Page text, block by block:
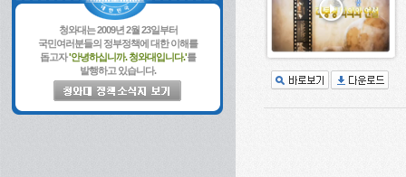
청와대는 2009년 2월 23일부터
국민여러분들의 정부정책에 대한 이해를
돕고자'안녕하십니까. 청와대입니다.'를
발행하고 있습니다.